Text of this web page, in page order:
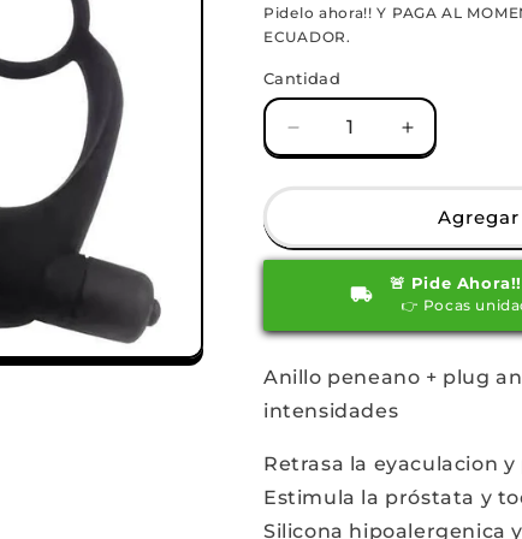
habitual
de
Pidelo ahora!! Y PAGA AL
ECUADOR.
Cantidad
Reducir
cantidad
para
RETARDANTE
+
ESTIMULADOR
PROSTATA
Aumentar
cantidad
para
ANILLO
+
DE
PROSTATA
🚨 Pide Ahora!!
👉 Pocas
Anillo peneano + plug
intensidades
Retrasa la eyaculacion
Estimula la próstata y
Silicona hipoalergenica